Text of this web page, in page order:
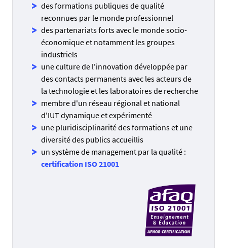
des formations publiques de qualité
reconnues par le monde professionnel
des partenariats forts avec le monde socio-
économique et notamment les groupes
industriels
une culture de l'innovation développée par
des contacts permanents avec les acteurs de
la technologie et les laboratoires de recherche
membre d'un réseau régional et national
d'IUT dynamique et expérimenté
une pluridisciplinarité des formations et une
diversité des publics accueillis
un système de management par la qualité :
certification ISO 21001